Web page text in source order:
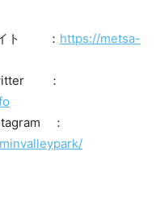
イト ： https://metsa-
：
：